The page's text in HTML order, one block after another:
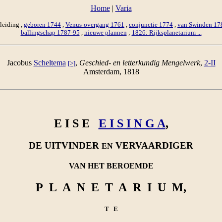
Home| Varia
,geboren 1744 , Venus-overgang 1761 , conjunctie 1774 , van Swinden
ballingschap 1787-95 , nieuwe plannen; 1826: Rijksplanetarium ...
Jacobus Scheltema [>], Geschied- en letterkundig Mengelwerk, 2-II
Amsterdam, 1818
E I S E E I S I N G A,
DE UITVINDER EN VERVAARDIGER
VAN HET BEROEMDE
P L A N E T A R I U M,
T E